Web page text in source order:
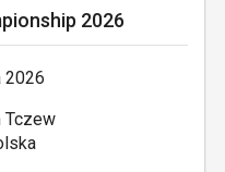
2026
2026
Tczew